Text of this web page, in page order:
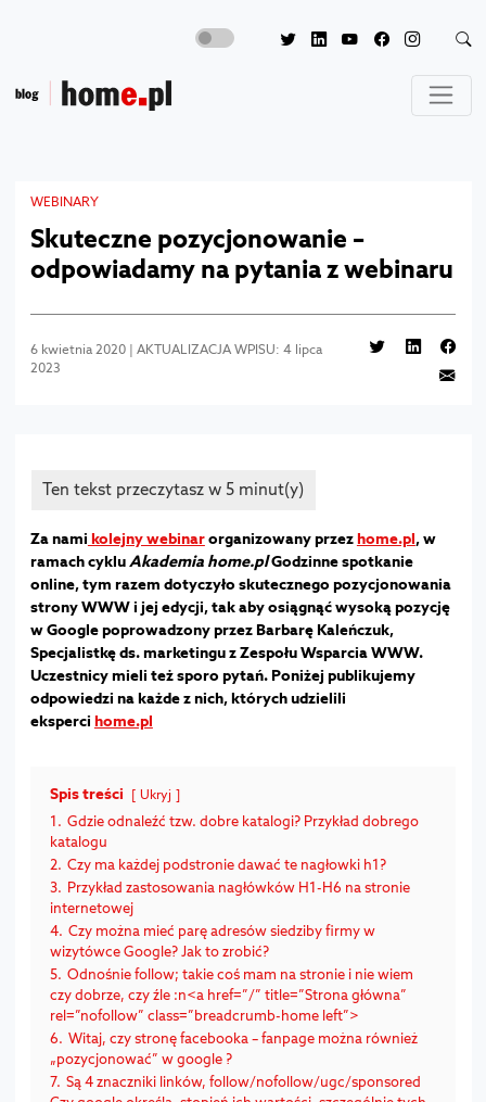
WEBINARY
Skuteczne pozycjonowanie –
odpowiadamy na pytania z webinaru
6 kwietnia 2020 | AKTUALIZACJA WPISU: 4 lipca
2023
Za nami kolejny webinarorganizowany przezhome.pl, w
ramach cyklu Akademia home.plGodzinne spotkanie
online, tym razem dotyczyło skutecznego pozycjonowania
strony WWW i jej edycji, tak aby osiągnąć wysoką pozycję
w Google poprowadzony przez Barbarę Kaleńczuk,
Specjalistkę ds. marketingu z Zespołu Wsparcia WWW.
Uczestnicy mieli też sporo pytań. Poniżej publikujemy
odpowiedzi na każde z nich, których udzielili
eksperci home.pl
Spis treści Ukryj
1. Gdzie odnaleźć tzw. dobre katalogi? Przykład dobrego
katalogu
2. Czy ma każdej podstronie dawać te nagłowki h1?
3. Przykład zastosowania nagłówków H1-H6 na stronie
internetowej
4. Czy można mieć parę adresów siedziby firmy w
wizytówce Google? Jak to zrobić?
5. Odnośnie follow; takie coś mam na stronie i nie wiem
czy dobrze, czy źle :n<a href=”/” title=”Strona główna”
rel=”nofollow” class=”breadcrumb-home left”>
6. Witaj, czy stronę facebooka – fanpage można również
„pozycjonować” w google ?
7. Są 4 znaczniki linków, follow/nofollow/ugc/sponsored